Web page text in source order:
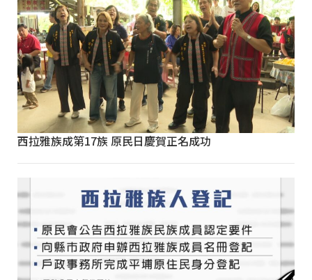
西拉雅族成第17族 原民日慶賀正名成功